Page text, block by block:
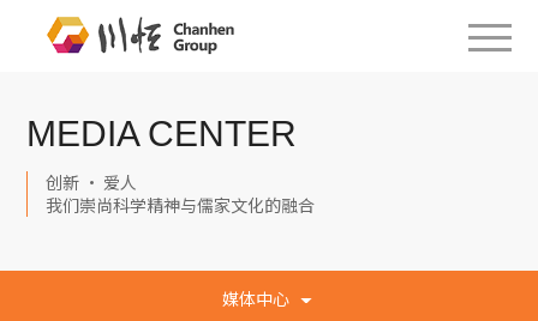
MEDIA CENTER
创新 · 爱人
我们崇尚科学精神与儒家文化的融合
媒体中心